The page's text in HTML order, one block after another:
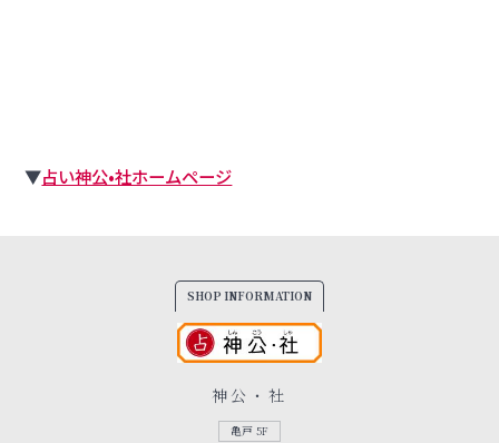
▼占い神公•社ホームページ
SHOP INFORMATION
神公・社
亀戸 5F